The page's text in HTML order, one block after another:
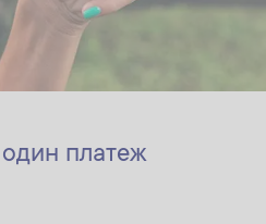
один платеж